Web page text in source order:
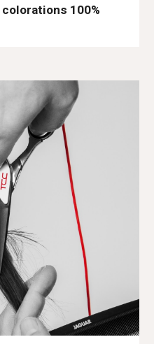
colorations 100%